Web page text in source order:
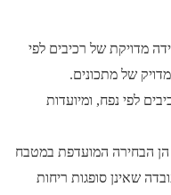
מדויקת של רכיבים לפי
של מתכונים.
לפי נפח, ומיועדות
הן הבחירה המועדפת במטבח
שאינן סופגות ריחות